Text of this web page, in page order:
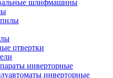
шлифмашины
отвертки
инверторные
инверторные